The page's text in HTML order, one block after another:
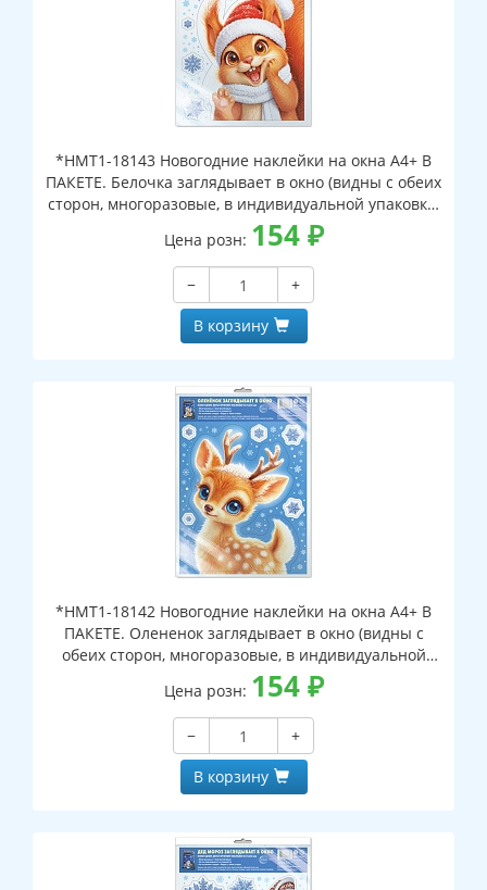
*НМТ1-18143 Новогодние наклейки на окна А4+ В
ПАКЕТЕ. Белочка заглядывает в окно (видны с обеих
сторон, многоразовые, в индивидуальной упаковке,
с европодвесом и клеевым клапаном)
Цена розн: 154₽
−
+
В корзину
*НМТ1-18142 Новогодние наклейки на окна А4+ В
ПАКЕТЕ. Олененок заглядывает в окно (видны с
обеих сторон, многоразовые, в индивидуальной
упаковке, с европодвесом и клеевым клапаном)
Цена розн: 154₽
−
+
В корзину